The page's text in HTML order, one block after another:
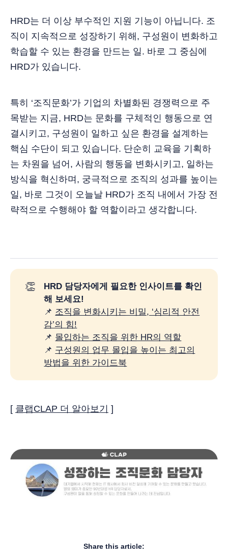
HRD는 더 이상 부수적인 지원 기능이 아닙니다. 조
직이 지속적으로 성장하기 위해, 구성원이 변화하고
학습할 수 있는 환경을 만드는 일. 바로 그 중심에
HRD가 있습니다.
특히 ‘조직문화’가 기업의 차별화된 경쟁력으로 주
목받는 지금, HRD는 문화를 구체적인 행동으로 연
결시키고, 구성원이 일하고 싶은 환경을 설계하는
핵심 수단이 되고 있습니다. 단순히 교육을 기획하
는 차원을 넘어, 사람의 행동을 변화시키고, 일하는
방식을 혁신하며, 궁극적으로 조직의 성과를 높이는
일, 바로 그것이 오늘날 HRD가 조직 내에서 가장 전
략적으로 수행해야 할 역할이라고 생각합니다.
👏
HRD 담당자에게 필요한 인사이트를 확인
해 보세요!
📌 조직을 변화시키는 비밀, ‘심리적 안전
감’의 힘!
📌 몰입하는 조직을 위한 HR의 역할
📌 구성원의 업무 몰입을 높이는 최고의
방법을 위한 가이드북
[ 클랩CLAP 더 알아보기 ]
Share this article: